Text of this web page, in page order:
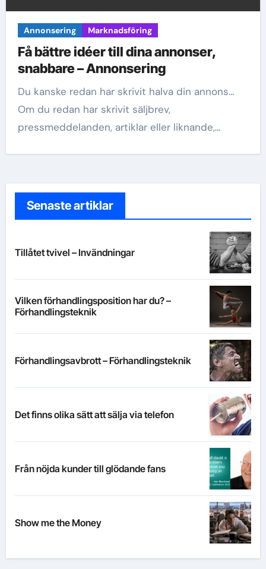
Annonsering Marknadsföring
Få bättre idéer till dina annonser,
snabbare – Annonsering
Du kanske redan har skrivit halva din annons…
Om du redan har skrivit säljbrev,
pressmeddelanden, artiklar eller liknande,…
Senaste artiklar
Tillåtet tvivel – Invändningar
Vilken förhandlingsposition har du? –
Förhandlingsteknik
Förhandlingsavbrott – Förhandlingsteknik
Det finns olika sätt att sälja via telefon
Från nöjda kunder till glödande fans
Show me the Money